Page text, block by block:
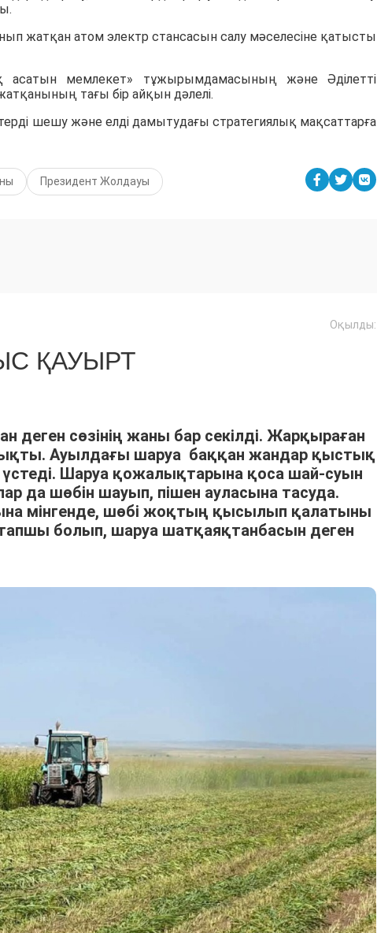
жатқан атом электр стансасын салу мәселесіне қатысты
асатын мемлекет» тұжырымдамасының және Әділетті
тағы бір айқын дәлелі.
шешу және елді дамытудағы стратегиялық мақсаттарға
Президент Жолдауы
Оқылды:
ҚАУЫРТ
деген сөзінің жаны бар секілді. Жарқыраған
Ауылдағы шаруа баққан жандар қыстық
Шаруа қожалықтарына қоса шай-суын
да шөбін шауып, пішен ауласына тасуда.
мінгенде, шөбі жоқтың қысылып қалатыны
болып, шаруа шатқаяқтанбасын деген